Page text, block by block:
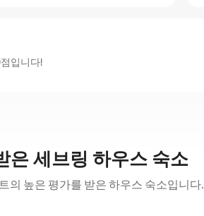
입니다!
은 세브링 하우스 숙소
의 높은 평가를 받은 하우스 숙소입니다.